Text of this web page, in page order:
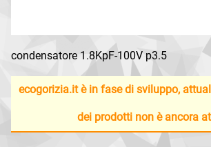
condensatore 1.8KpF-100V p3.5
ecogorizia.it è in fase di sviluppo,
dei prodotti non è ancora